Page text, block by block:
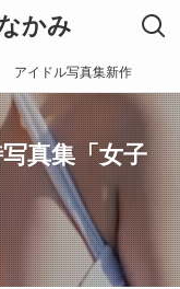
かみ
アイドル写真集新作
真集「女子